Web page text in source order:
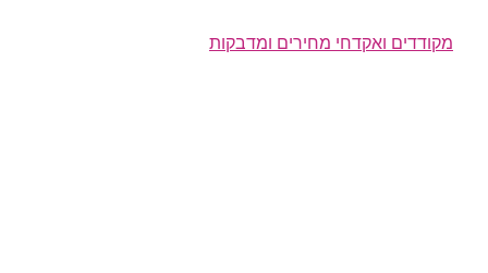
מקודדים ואקדחי מחירים ומדבקות